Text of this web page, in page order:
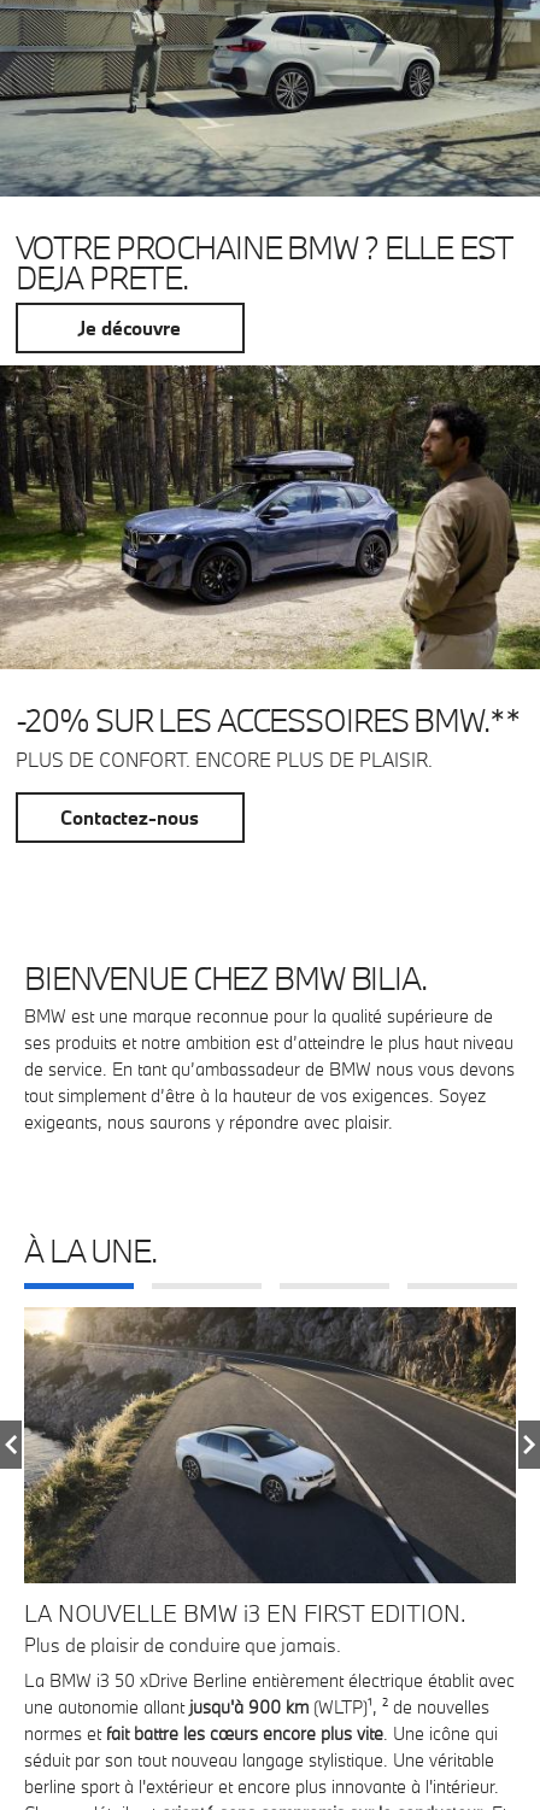
VOTRE PROCHAINE BMW ? ELLE EST
DEJA PRETE.
Je découvre
-20% SUR LES ACCESSOIRES BMW.**
PLUS DE CONFORT. ENCORE PLUS DE PLAISIR.
Contactez-nous
BIENVENUE CHEZ BMW BILIA.
BMW est une marque reconnue pour la qualité supérieure de
ses produits et notre ambition est d’atteindre le plus haut niveau
de service. En tant qu’ambassadeur de BMW nous vous devons
tout simplement d’être à la hauteur de vos exigences. Soyez
exigeants, nous saurons y répondre avec plaisir.
À LA UNE.
LA NOUVELLE BMW i3 EN FIRST EDITION.
Plus de plaisir de conduire que jamais.
La BMW i3 50 xDrive Berline entièrement électrique établit avec
une autonomie allant jusqu'à 900 km (WLTP)¹, ² de nouvelles
normes et fait battre les cœurs encore plus vite. Une icône qui
séduit par son tout nouveau langage stylistique. Une véritable
berline sport à l'extérieur et encore plus innovante à l'intérieur.